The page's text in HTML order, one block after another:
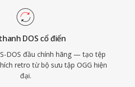
DOS cổ điển
DOS đầu chính hãng — tạo tệp
retro từ bộ sưu tập OGG hiện
đại.